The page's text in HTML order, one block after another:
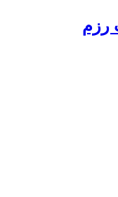
رزم